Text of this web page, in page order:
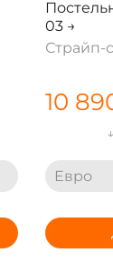
03 →
Страйп-
10
Евро